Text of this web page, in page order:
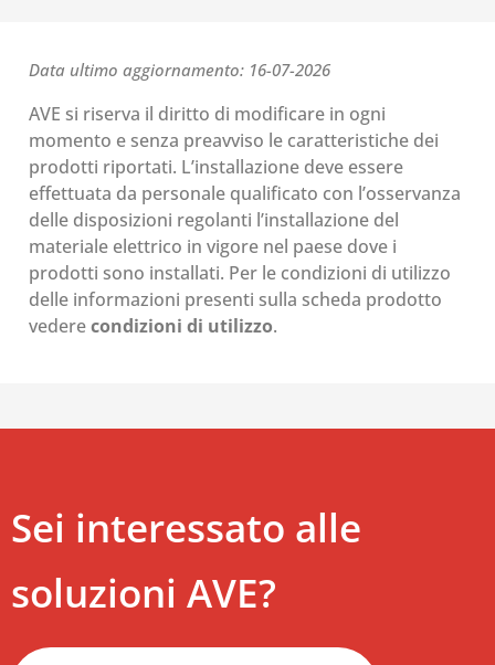
Data ultimo aggiornamento: 16-07-2026
AVE si riserva il diritto di modificare in ogni
momento e senza preavviso le caratteristiche dei
prodotti riportati. L’installazione deve essere
effettuata da personale qualificato con l’osservanza
delle disposizioni regolanti l’installazione del
materiale elettrico in vigore nel paese dove i
prodotti sono installati. Per le condizioni di utilizzo
delle informazioni presenti sulla scheda prodotto
vederecondizioni di utilizzo.
Sei interessato alle
soluzioni AVE?